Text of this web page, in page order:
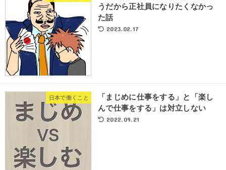
うだから正社員になりたくなかっ
た話
2023.02.17
日本で働くこと
「まじめに仕事をする」と「楽し
んで仕事をする」は対立しない
2022.09.21